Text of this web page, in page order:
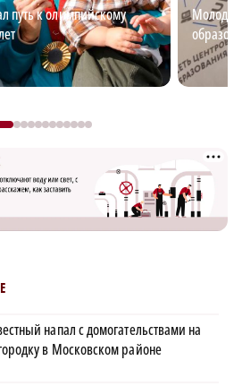
путь к олимпийскому
напал с домогательствами на
в Московском районе